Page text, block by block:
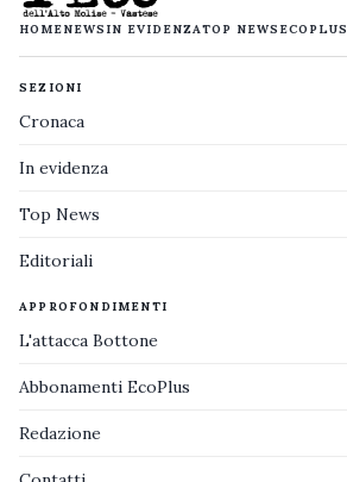
HOMENEWS IN EVIDENZATOP NEWS ECOPLUS
SEZIONI
Cronaca
In evidenza
Top News
Editoriali
APPROFONDIMENTI
L'attacca Bottone
Abbonamenti EcoPlus
Redazione